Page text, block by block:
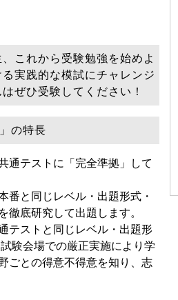
これから受験勉強を始めよ
実践的な模試にチャレンジ
ぜひ受験してください！
」の特長
通テストに「 完全準拠 」して
本番と同じレベル・出題形式・
徹底研究して出題 します。
テストと同じレベル・出題形
験会場での厳正実施により学
ごとの得意不得意を知り、 志